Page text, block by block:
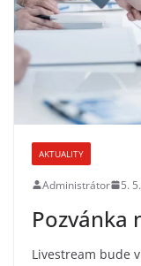
AKTUALITY
Administrátor 5.
Pozvánka
Livestream bude